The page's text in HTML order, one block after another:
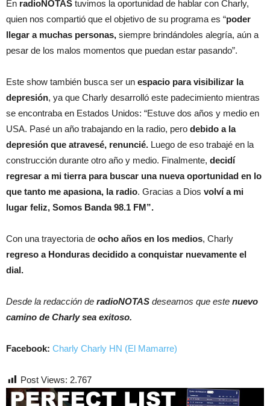
En radioNOTAS tuvimos la oportunidad de hablar con Charly,
quien nos compartió que el objetivo de su programa es “poder
llegar a muchas personas, siempre brindándoles alegría, aún a
pesar de los malos momentos que puedan estar pasando”.
Este show también busca ser un espacio para visibilizar la
depresión, ya que Charly desarrolló este padecimiento mientras
se encontraba en Estados Unidos: “Estuve dos años y medio en
USA. Pasé un año trabajando en la radio, pero debido a la
depresión que atravesé, renuncié. Luego de eso trabajé en la
construcción durante otro año y medio. Finalmente, decidí
regresar a mi tierra para buscar una nueva oportunidad en lo
que tanto me apasiona, la radio. Gracias a Dios volví a mi
lugar feliz, Somos Banda 98.1 FM”.
Con una trayectoria de ocho años en los medios, Charly
regreso a Honduras decidido a conquistar nuevamente el
dial.
Desde la redacción de radioNOTAS deseamos que este nuevo
camino de Charly sea exitoso.
Facebook: Charly Charly HN (El Mamarre)
Post Views: 2.767